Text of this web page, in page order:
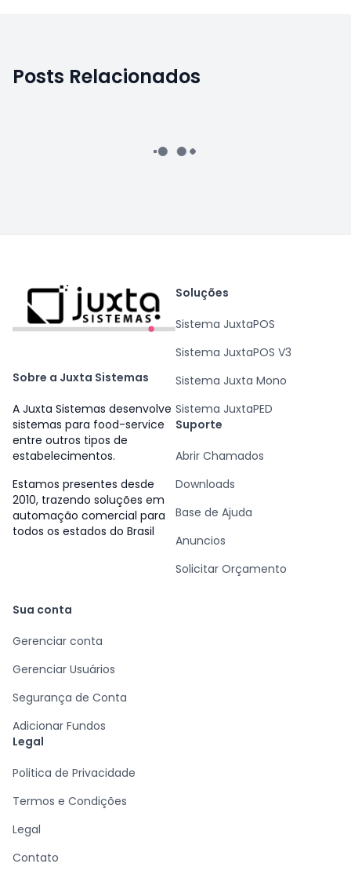
Posts Relacionados
8 de novembro de 2024
Diga adeus à burocracia: descubra como o
Portal do Contador da Juxta simplifica a sua
rotina contábil!
0 0
Contadores NFC-e Planejamento
Equipe Juxta Sistemas
NCM para Pizzarias, Bares e Restaurantes: Um
Guia Completo e Atualizado
0 0
Dicas